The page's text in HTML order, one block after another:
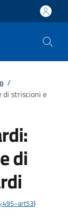
/
di striscioni e
di
)